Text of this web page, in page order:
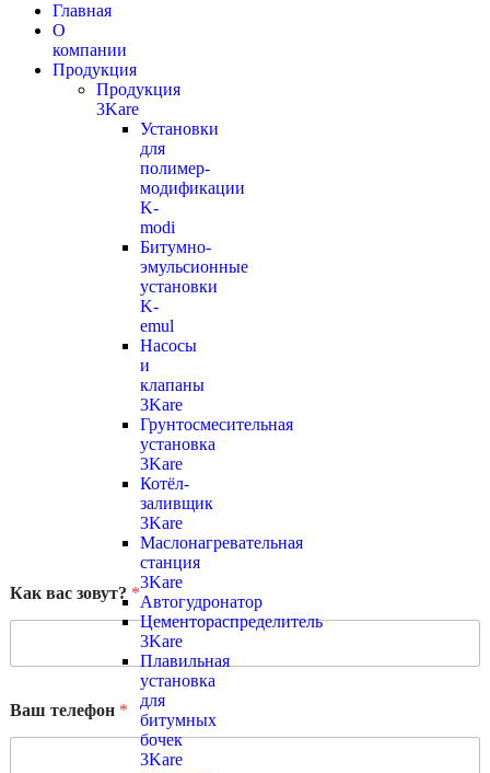
Главная
О
компании
Продукция
Продукция
3Kare
Установки
для
полимер-
модификации
K-
modi
Битумно-
эмульсионные
установки
K-
emul
Насосы
и
клапаны
3Kare
Грунтосмесительная
установка
3Kare
Котёл-
заливщик
3Kare
Маслонагревательная
станция
3Kare
Автогудронатор
Цементораспределитель
3Kare
Плавильная
установка
для
битумных
бочек
3Kare
Как вас зовут? *
Ваш телефон *